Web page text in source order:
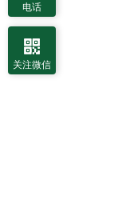
电话
关注微信